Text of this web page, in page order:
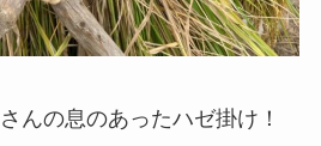
んの息のあったハゼ掛け！